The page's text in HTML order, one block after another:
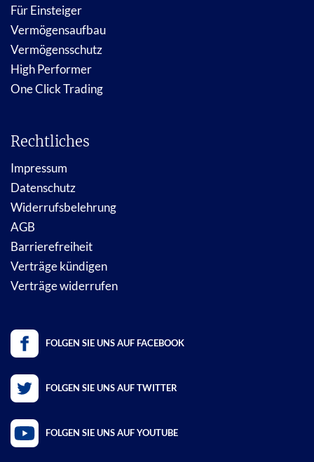
Für Einsteiger
Vermögensaufbau
Vermögensschutz
High Performer
One Click Trading
Rechtliches
Impressum
Datenschutz
Widerrufsbelehrung
AGB
Barrierefreiheit
Verträge kündigen
Verträge widerrufen
FOLGEN SIE UNS AUF FACEBOOK
FOLGEN SIE UNS AUF TWITTER
FOLGEN SIE UNS AUF YOUTUBE